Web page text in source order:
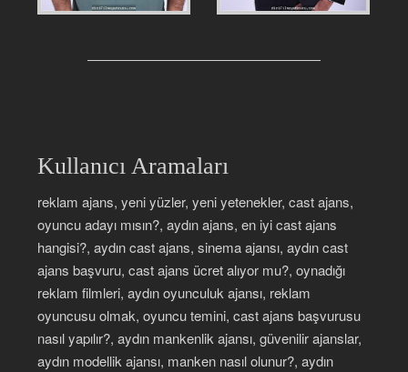
Kullanıcı Aramaları
reklam ajans, yeni yüzler, yeni yetenekler, cast ajans,
oyuncu adayı mısın?, aydın ajans, en iyi cast ajans
hangisi?, aydın cast ajans, sinema ajansı, aydın cast
ajans başvuru, cast ajans ücret alıyor mu?, oynadığı
reklam filmleri, aydın oyunculuk ajansı, reklam
oyuncusu olmak, oyuncu temini, cast ajans başvurusu
nasıl yapılır?, aydın mankenlik ajansı, güvenilir ajanslar,
aydın modellik ajansı, manken nasıl olunur?, aydın